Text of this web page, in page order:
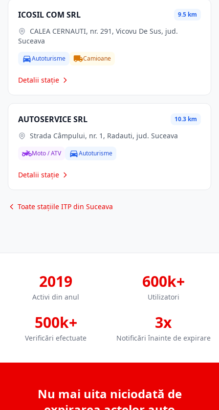
ICOSIL COM SRL 9.5 km
Suceava
Autoturisme Camioane
Detalii stație
AUTOSERVICE SRL 10.3 km
Strada Câmpului, nr. 1, Radauti, jud. Suceava
Moto / ATV Autoturisme
Detalii stație
Toate stațiile ITP din Suceava
2019
Activi din anul
600k+
Utilizatori
500k+
Verificări efectuate
3x
Notificări înainte de expirare
Nu mai uita niciodată de